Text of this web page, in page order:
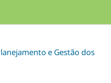
e Gestão dos